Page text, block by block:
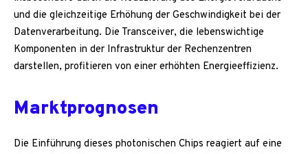
und die gleichzeitige Erhöhung der Geschwindigkeit bei der
Datenverarbeitung. Die Transceiver, die lebenswichtige
Komponenten in der Infrastruktur der Rechenzentren
darstellen, profitieren von einer erhöhten Energieeffizienz.
Marktprognosen
Die Einführung dieses photonischen Chips reagiert auf eine